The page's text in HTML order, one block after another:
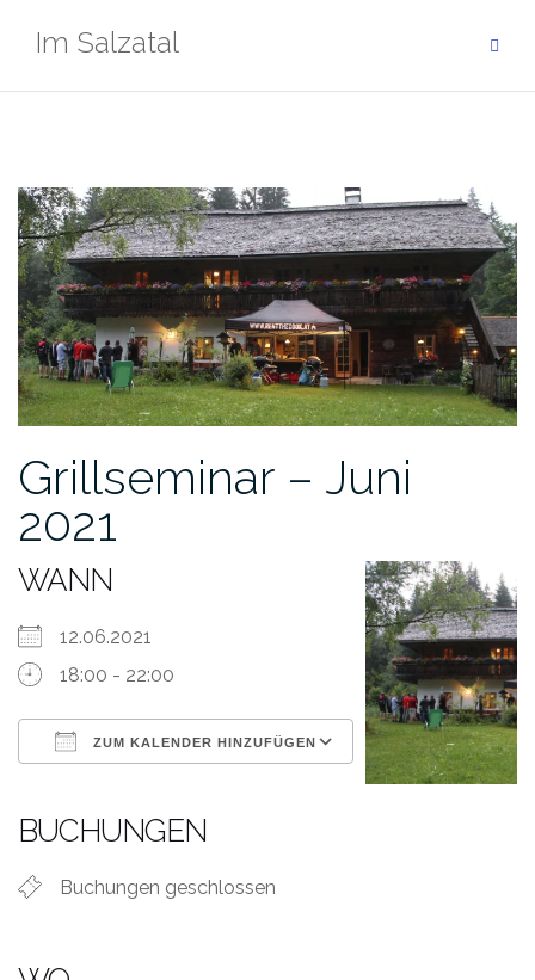
InhaltIm Salzatal
Grillseminar – Juni
2021
WANN
12.06.2021
18:00 - 22:00
ZUM KALENDER HINZUFÜGEN
Outlook Live
BUCHUNGEN
Buchungen geschlossen